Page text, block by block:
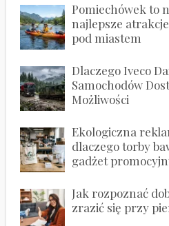
Pomiechówek to
najlepsze
pod miastem
Dlaczego Iveco
Samochodów
Możliwości
Ekologiczna
dlaczego torby
gadżet
Jak rozpoznać
zrazić się przy